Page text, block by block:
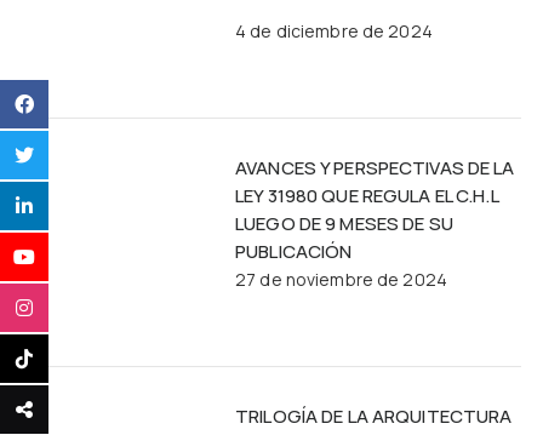
4 de diciembre de 2024
AVANCES Y PERSPECTIVAS DE LA
LEY 31980 QUE REGULA EL C.H.L
LUEGO DE 9 MESES DE SU
PUBLICACIÓN
27 de noviembre de 2024
TRILOGÍA DE LA ARQUITECTURA